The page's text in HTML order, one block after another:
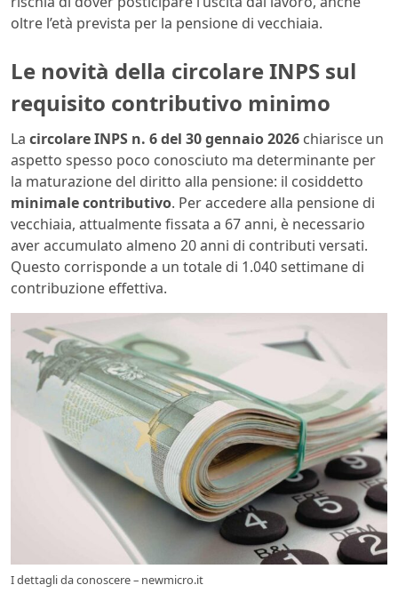
oltre l’età prevista per la pensione di vecchiaia.
Le novità della circolare INPS sul
requisito contributivo minimo
La circolare INPS n. 6 del 30 gennaio 2026 chiarisce un
aspetto spesso poco conosciuto ma determinante per
la maturazione del diritto alla pensione: il cosiddetto
minimale contributivo. Per accedere alla pensione di
vecchiaia, attualmente fissata a 67 anni, è necessario
aver accumulato almeno 20 anni di contributi versati.
Questo corrisponde a un totale di 1.040 settimane di
contribuzione effettiva.
I dettagli da conoscere – newmicro.it